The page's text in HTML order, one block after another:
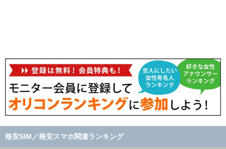
格安SIM／格安スマホ関連ランキング